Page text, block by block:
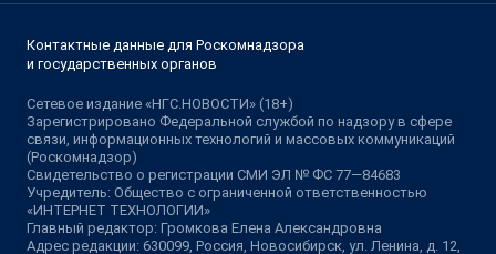
Контактные данные для Роскомнадзора
и государственных органов
Сетевое издание «НГС.НОВОСТИ» (18+)
Зарегистрировано Федеральной службой по надзору в сфере
связи, информационных технологий и массовых коммуникаций
(Роскомнадзор)
Свидетельство о регистрации СМИ ЭЛ № ФС 77—84683
Учредитель: Общество с ограниченной ответственностью
«ИНТЕРНЕТ ТЕХНОЛОГИИ»
Главный редактор: Громкова Елена Александровна
Адрес редакции: 630099, Россия, Новосибирск, ул. Ленина, д. 12,